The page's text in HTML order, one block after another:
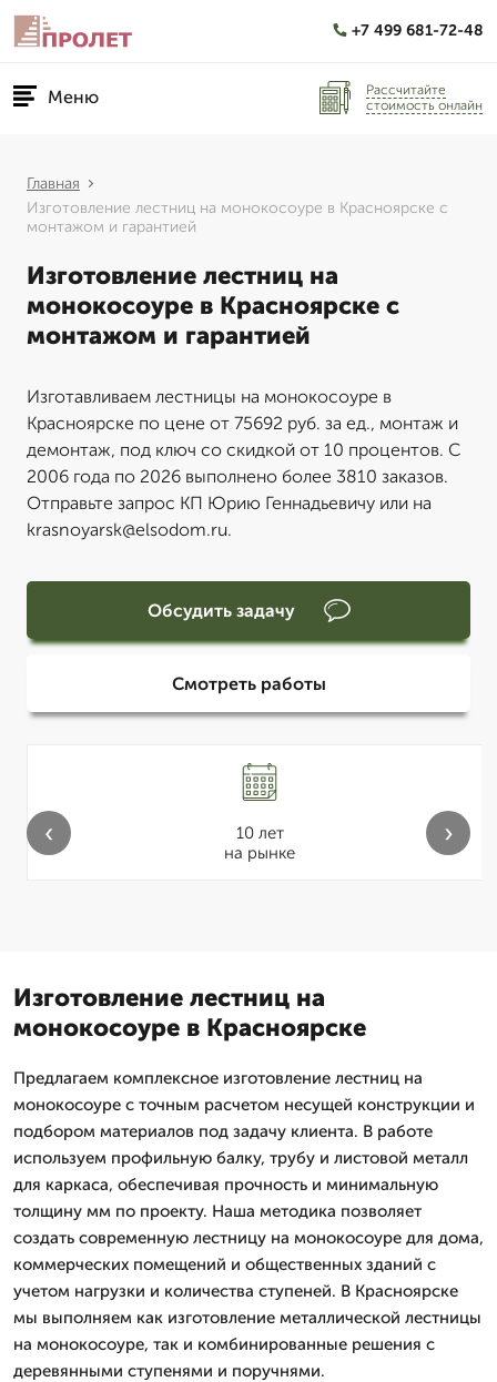
+7 499 681-72-48
Меню
Рассчитайте
стоимость онлайн
Главная
Изготовление лестниц на монокосоуре в Красноярске с
монтажом и гарантией
Изготовление лестниц на
монокосоуре в Красноярске с
монтажом и гарантией
Изготавливаем лестницы на монокосоуре в
Красноярске по цене от 75692 руб. за ед., монтаж и
демонтаж, под ключ со скидкой от 10 процентов. С
2006 года по 2026 выполнено более 3810 заказов.
Отправьте запрос КП Юрию Геннадьевичу или на
krasnoyarsk@elsodom.ru.
Обсудить задачу
Смотреть работы
10 лет
на рынке
‹ ›
Изготовление лестниц на
монокосоуре в Красноярске
Предлагаем комплексное изготовление лестниц на
монокосоуре с точным расчетом несущей конструкции и
подбором материалов под задачу клиента. В работе
используем профильную балку, трубу и листовой металл
для каркаса, обеспечивая прочность и минимальную
толщину мм по проекту. Наша методика позволяет
создать современную лестницу на монокосоуре для дома,
коммерческих помещений и общественных зданий с
учетом нагрузки и количества ступеней. В Красноярске
мы выполняем как изготовление металлической лестницы
на монокосоуре, так и комбинированные решения с
деревянными ступенями и поручнями.